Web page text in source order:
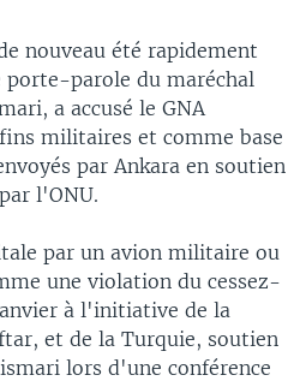
nouveau été rapidement
porte-parole du maréchal
a accusé le GNA
militaires et comme base
par Ankara en soutien
l'ONU.
par un avion militaire ou
une violation du cessez-
à l'initiative de la
et de la Turquie, soutien
lors d'une conférence